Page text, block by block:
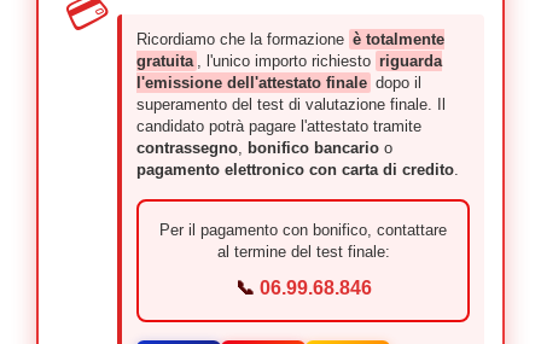
💳
Ricordiamo che la formazione è totalmente
gratuita , l'unico importo richiesto riguarda
l'emissione dell'attestato finale dopo il
superamento del test di valutazione finale. Il
candidato potrà pagare l'attestato tramite
contrassegno, bonifico bancario o
pagamento elettronico con carta di credito.
Per il pagamento con bonifico, contattare
al termine del test finale:
📞 06.99.68.846